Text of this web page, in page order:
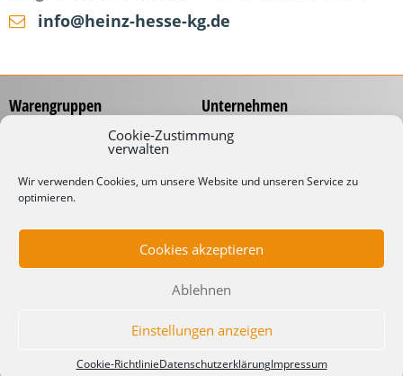
Cookie-Zustimmung
verwalten
Wir verwenden Cookies, um unsere Website und unseren Service zu
optimieren.
Cookies akzeptieren
Ablehnen
Einstellungen anzeigen
Cookie-RichtlinieDatenschutzerklärungImpressum
info@heinz-hesse-kg.de
Warengruppen
Koffer & Taschen
Kabelbinder
Unternehmen
Über uns
Service
Katalog
Downloads
Impressum